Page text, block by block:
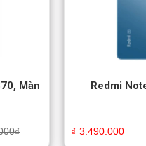
Màn
₫
Redmi
3.490.000
₫